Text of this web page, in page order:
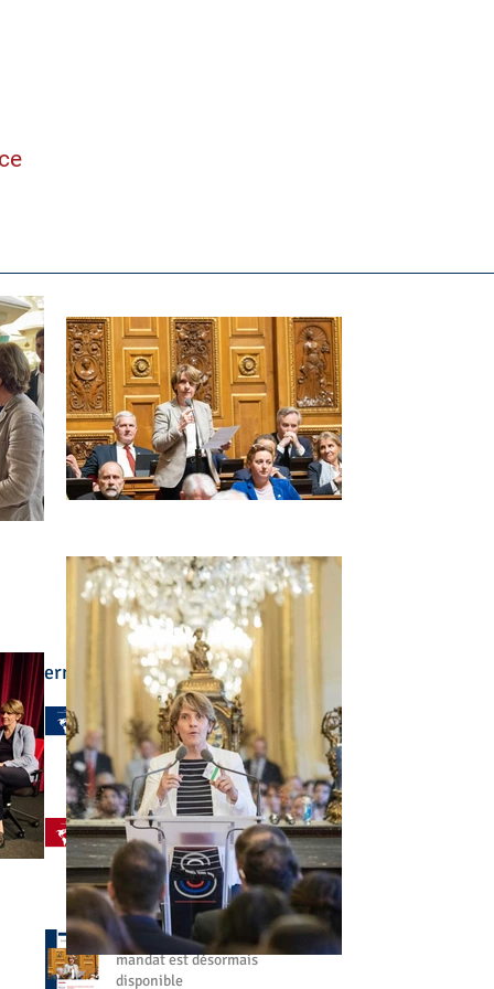
Derniers articles :
🌍 L'enseignement
français à l'étranger a été
au cœur de mon
engagement
il y a 4 jours
🤝 Aller à votre rencontre,
partout dans le monde
📘 Mon bilan de fin de
mandat est désormais
disponible